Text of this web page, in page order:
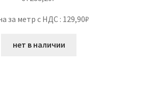
за метр с НДС : 129,90₽
нет в наличии